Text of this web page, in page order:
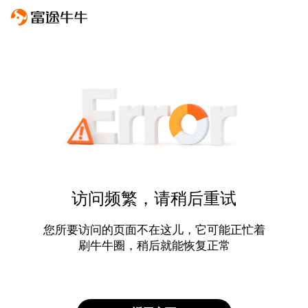
访问频繁，请稍后重试
您所要访问的页面不在这儿，它可能正忙着
刷牛牛圈，稍后就能恢复正常